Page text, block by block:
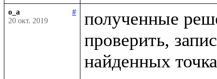
o_a
#
20 окт. 2019
полученные
проверить,